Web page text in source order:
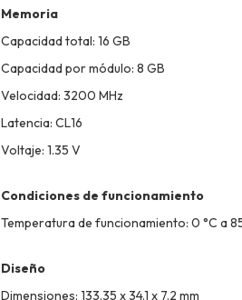
Memoria
Capacidad total: 16 GB
Capacidad por módulo: 8 GB
Velocidad: 3200 MHz
Latencia: CL16
Voltaje: 1.35 V
Condiciones de funcionamiento
Temperatura de funcionamiento: 0 °C a
Diseño
Dimensiones: 133.35 x 34.1 x 7.2 mm